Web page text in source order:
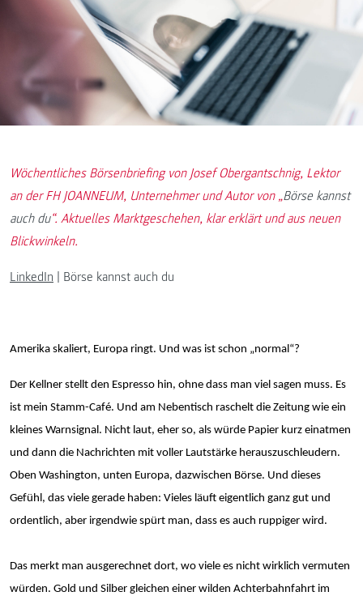
Wöchentliches Börsenbriefing von Josef Obergantschnig, Lektor
an der FH JOANNEUM, Unternehmer und Autor von „Börse kannst
auch du“. Aktuelles Marktgeschehen, klar erklärt und aus neuen
Blickwinkeln.
LinkedIn | Börse kannst auch du
Amerika skaliert, Europa ringt. Und was ist schon „normal“?
Der Kellner stellt den Espresso hin, ohne dass man viel sagen muss. Es
ist mein Stamm-Café. Und am Nebentisch raschelt die Zeitung wie ein
kleines Warnsignal. Nicht laut, eher so, als würde Papier kurz einatmen
und dann die Nachrichten mit voller Lautstärke herauszuschleudern.
Oben Washington, unten Europa, dazwischen Börse. Und dieses
Gefühl, das viele gerade haben: Vieles läuft eigentlich ganz gut und
ordentlich, aber irgendwie spürt man, dass es auch ruppiger wird.
Das merkt man ausgerechnet dort, wo viele es nicht wirklich vermuten
würden. Gold und Silber gleichen einer wilden Achterbahnfahrt im